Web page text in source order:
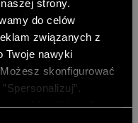
strony.
do celów
związanych z
Twoje nawyki
skonfigurować